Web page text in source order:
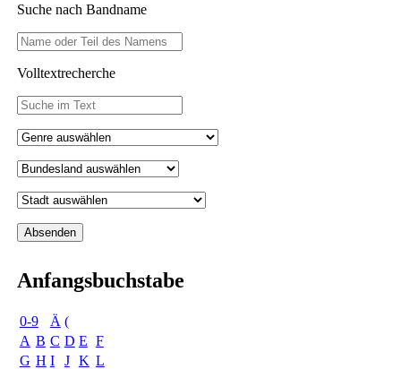
Suche nach Bandname
Volltextrecherche
Anfangsbuchstabe
0-9 Ä (
A B C D E F
G H I J K L